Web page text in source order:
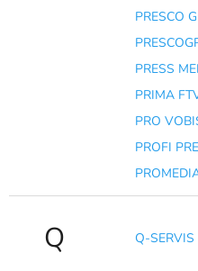
PRESCO
PRESS
PRIMA
PRO
PROFI
Q Q-SERVIS